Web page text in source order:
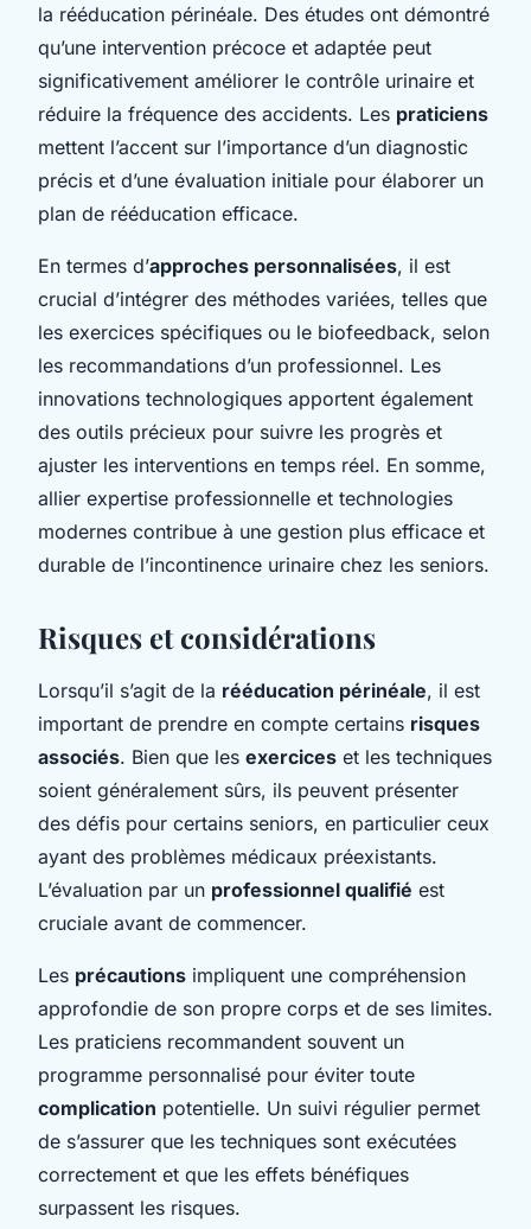
la rééducation périnéale. Des études ont démontré
qu’une intervention précoce et adaptée peut
significativement améliorer le contrôle urinaire et
réduire la fréquence des accidents. Les praticiens
mettent l’accent sur l’importance d’un diagnostic
précis et d’une évaluation initiale pour élaborer un
plan de rééducation efficace.
En termes d’approches personnalisées, il est
crucial d’intégrer des méthodes variées, telles que
les exercices spécifiques ou le biofeedback, selon
les recommandations d’un professionnel. Les
innovations technologiques apportent également
des outils précieux pour suivre les progrès et
ajuster les interventions en temps réel. En somme,
allier expertise professionnelle et technologies
modernes contribue à une gestion plus efficace et
durable de l’incontinence urinaire chez les seniors.
Risques et considérations
Lorsqu’il s’agit de la rééducation périnéale, il est
important de prendre en compte certains risques
associés. Bien que les exercices et les techniques
soient généralement sûrs, ils peuvent présenter
des défis pour certains seniors, en particulier ceux
ayant des problèmes médicaux préexistants.
L’évaluation par un professionnel qualifié est
cruciale avant de commencer.
Les précautions impliquent une compréhension
approfondie de son propre corps et de ses limites.
Les praticiens recommandent souvent un
programme personnalisé pour éviter toute
complication potentielle. Un suivi régulier permet
de s’assurer que les techniques sont exécutées
correctement et que les effets bénéfiques
surpassent les risques.